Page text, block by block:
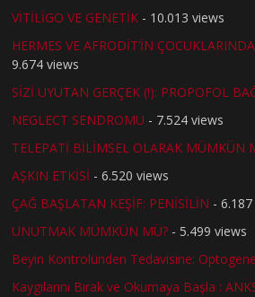
VİTİLİGO VE GENETİK - 10.013 views
HERMES VE AFRODİT’İN
9.674 views
SİZİ UYUTAN GERÇEK (!): PROPOFOL
NEGLECT SENDROMU - 7.524 views
TELEPATİ BİLİMSEL OLARAK MÜMKÜN
AŞKIN ETKİSİ - 6.520 views
ÇAĞ BAŞLATAN KEŞİF: PENİSİLİN -
UNUTMAK MÜMKÜN MÜ? - 5.499 views
Beyin Kontrolünden Tedavisine:
Kaygılarını Bırak ve Okumaya Başla :